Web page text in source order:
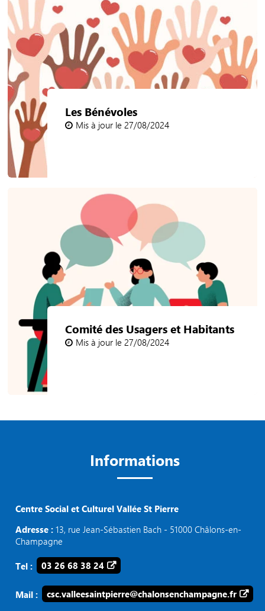
Les Bénévoles
Mis à jour le 27/08/2024
Comité des Usagers et Habitants
Mis à jour le 27/08/2024
Informations
Centre Social et Culturel Vallée St Pierre
Adresse : 13, rue Jean-Sébastien Bach - 51000 Châlons-en-
Champagne
Tel : 03 26 68 38 24
Mail : csc.valleesaintpierre@chalonsenchampagne.fr